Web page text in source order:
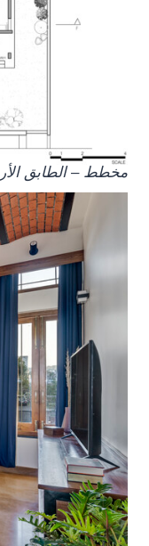
مخطط – الطابق